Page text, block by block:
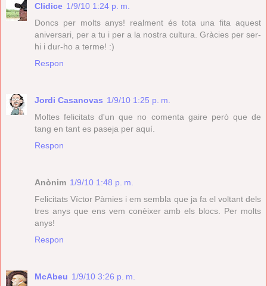
Clidice 1/9/10 1:24 p. m.
Doncs per molts anys! realment és tota una fita aquest
aniversari, per a tu i per a la nostra cultura. Gràcies per ser-
hi i dur-ho a terme! :)
Respon
Jordi Casanovas 1/9/10 1:25 p. m.
Moltes felicitats d'un que no comenta gaire però que de
tang en tant es paseja per aquí.
Respon
Anònim 1/9/10 1:48 p. m.
Felicitats Víctor Pàmies i em sembla que ja fa el voltant dels
tres anys que ens vem conèixer amb els blocs. Per molts
anys!
Respon
McAbeu 1/9/10 3:26 p. m.